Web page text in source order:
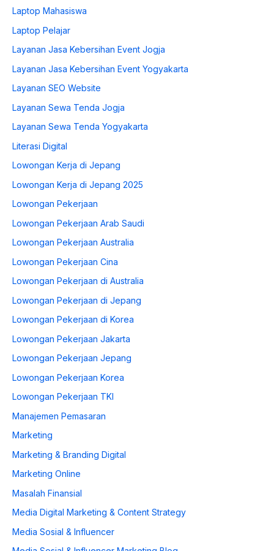
Laptop Mahasiswa
Laptop Pelajar
Layanan Jasa Kebersihan Event Jogja
Layanan Jasa Kebersihan Event Yogyakarta
Layanan SEO Website
Layanan Sewa Tenda Jogja
Layanan Sewa Tenda Yogyakarta
Literasi Digital
Lowongan Kerja di Jepang
Lowongan Kerja di Jepang 2025
Lowongan Pekerjaan
Lowongan Pekerjaan Arab Saudi
Lowongan Pekerjaan Australia
Lowongan Pekerjaan Cina
Lowongan Pekerjaan di Australia
Lowongan Pekerjaan di Jepang
Lowongan Pekerjaan di Korea
Lowongan Pekerjaan Jakarta
Lowongan Pekerjaan Jepang
Lowongan Pekerjaan Korea
Lowongan Pekerjaan TKI
Manajemen Pemasaran
Marketing
Marketing & Branding Digital
Marketing Online
Masalah Finansial
Media Digital Marketing & Content Strategy
Media Sosial & Influencer